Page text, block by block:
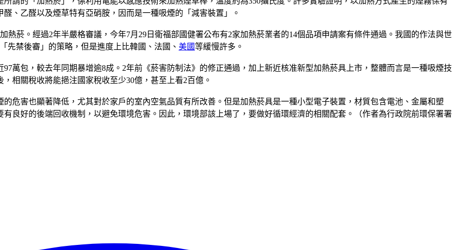
、乙醛以及煙草特有亞硝胺，因而是一種吸煙的「減害裝置」。
熱菸。經過2年半嚴格審議，今年7月29日衛福部國健署公布有2家加熱菸業者的14個品項申請案有條件通過。我國的作法與世
先禁後審」的策略，但是進度上比韓國、法國、 美國等緩慢許多。
萬包，較去年同期暴增逾8成。2年前《菸害防制法》的修正通過，加上新近核准新型加熱菸具上市，整體而言是一種吸煙技
相關稅收將能挹注國家稅收至少30億，甚至上看2百億。
危害也顯著降低，尤其對於家戶的室內空氣品質有所改善。但是加熱菸具是一種小型電子裝置，材質包含電池、金屬和塑
良好的後端回收機制，以避免環境危害。因此，環境部該上場了，要做好循環經濟的相關配套。（作者為行政院前環保署署